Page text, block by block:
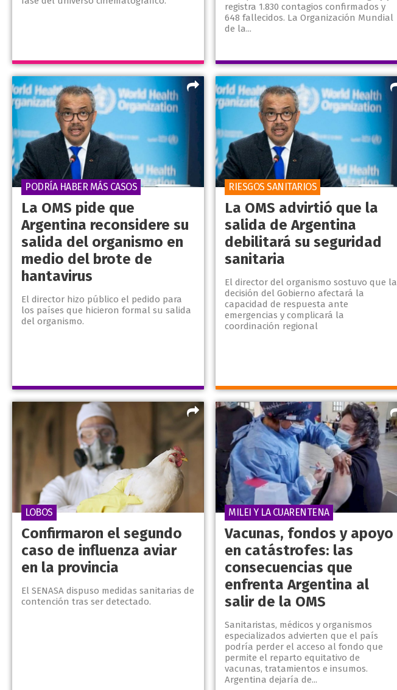
registra 1.830 contagios confirmados y
648 fallecidos. La Organización Mundial
de la...
La OMS pide que
Argentina reconsidere su
salida del organismo en
medio del brote de
hantavirus
El director hizo público el pedido para
los países que hicieron formal su salida
del organismo.
PODRÍA HABER MÁS CASOS
La OMS advirtió que la
salida de Argentina
debilitará su seguridad
sanitaria
El director del organismo sostuvo que la
decisión del Gobierno afectará la
capacidad de respuesta ante
emergencias y complicará la
coordinación regional
RIESGOS SANITARIOS
Confirmaron el segundo
caso de influenza aviar
en la provincia
El SENASA dispuso medidas sanitarias de
contención tras ser detectado.
LOBOS
Vacunas, fondos y apoyo
en catástrofes: las
consecuencias que
enfrenta Argentina al
salir de la OMS
Sanitaristas, médicos y organismos
especializados advierten que el país
podría perder el acceso al fondo que
permite el reparto equitativo de
vacunas, tratamientos e insumos.
Argentina dejaría de...
MILEI Y LA CUARENTENA